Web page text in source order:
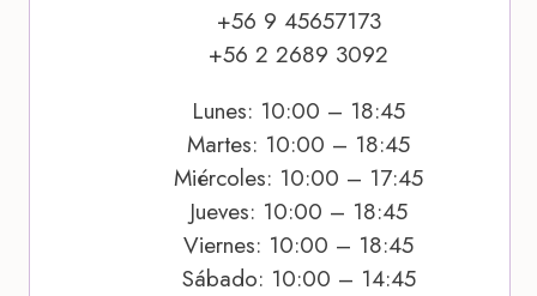
+56 9 45657173
+56 2 2689 3092
Lunes: 10:00 – 18:45
Martes: 10:00 – 18:45
Miércoles: 10:00 – 17:45
Jueves: 10:00 – 18:45
Viernes: 10:00 – 18:45
Sábado: 10:00 – 14:45